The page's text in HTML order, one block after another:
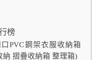
榜
PVC鋼架衣服收納箱
納 摺疊收納箱 整理箱)